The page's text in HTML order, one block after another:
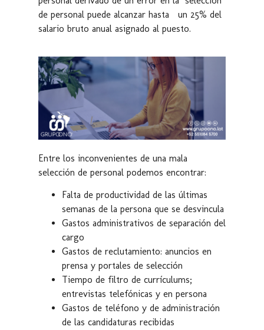
de personal puede alcanzar hasta un 25% del
salario bruto anual asignado al puesto.
Entre los inconvenientes de una mala
selección de personal podemos encontrar:
Falta de productividad de las últimas
semanas de la persona que se desvincula
Gastos administrativos de separación del
cargo
Gastos de reclutamiento: anuncios en
prensa y portales de selección
Tiempo de filtro de currículums;
entrevistas telefónicas y en persona
Gastos de teléfono y de administración
de las candidaturas recibidas